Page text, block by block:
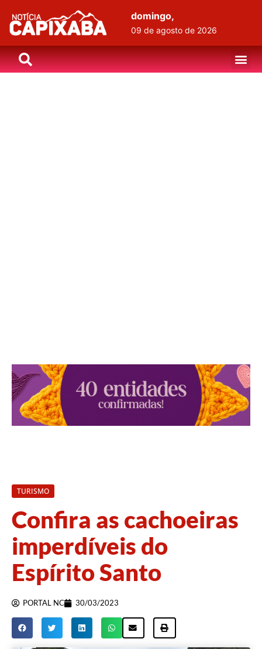
domingo,
09 de agosto de 2026
TURISMO
Confira as cachoeiras
imperdíveis do
Espírito Santo
PORTAL NC 30/03/2023